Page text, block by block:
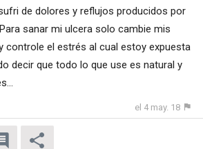
de dolores y reflujos producidos por
sanar mi ulcera solo cambie mis
controle el estrés al cual estoy expuesta
decir que todo lo que use es natural y
el 4 may. 18